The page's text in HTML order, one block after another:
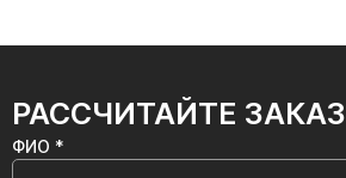
РАССЧИТАЙТЕ ЗАКАЗ
ФИО *